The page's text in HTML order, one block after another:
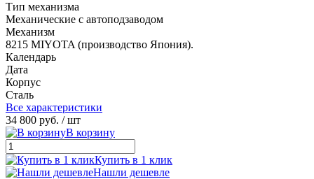
Тип механизма
Механические с автоподзаводом
Механизм
8215 MIYOTA (производство Япония).
Календарь
Дата
Корпус
Сталь
Все характеристики
34 800 руб. / шт
В корзину
Купить в 1 клик
Нашли дешевле